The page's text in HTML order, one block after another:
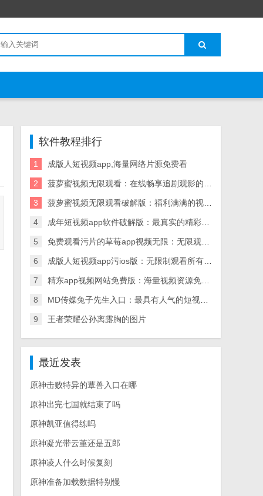
软件教程排行
1 成版人短视频app,海量网络片源免费看
2 菠萝蜜视频无限观看：在线畅享追剧观影的神器
3 菠萝蜜视频无限观看破解版：福利满满的视频软件
4 成年短视频app软件破解版：最真实的精彩的短视频软件
5 免费观看污片的草莓app视频无限：无限观看海量视频
6 成版人短视频app污ios版：无限制观看所有影片
7 精东app视频网站免费版：海量视频资源免费畅享
8 MD传媒兔子先生入口：最具有人气的短视频直播社区
9 王者荣耀公孙离露胸的图片
最近发表
原神击败特异的蕈兽入口在哪
原神出完七国就结束了吗
原神凯亚值得练吗
原神凝光带云堇还是五郎
原神凌人什么时候复刻
原神准备加载数据特别慢